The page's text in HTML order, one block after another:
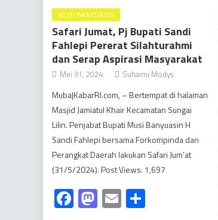
MUSI BANYUASIN
Safari Jumat, Pj Bupati Sandi
Fahlepi Pererat Silahturahmi
dan Serap Aspirasi Masyarakat
Mei 31, 2024 Suhaimi Modys
Muba|KabarRI.com, – Bertempat di halaman
Masjid Jamiatul Khair Kecamatan Sungai
Lilin. Penjabat Bupati Musi Banyuasin H
Sandi Fahlepi bersama Forkompinda dan
Perangkat Daerah lakukan Safari Jum’at
(31/5/2024). Post Views: 1,697
Facebook
Mastodon
Email